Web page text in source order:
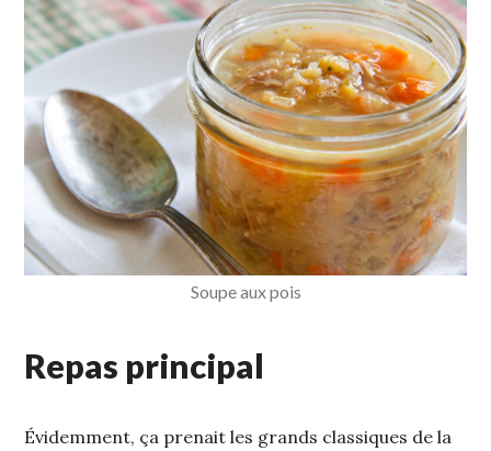
Soupe aux pois
Repas principal
Évidemment, ça prenait les grands classiques de la